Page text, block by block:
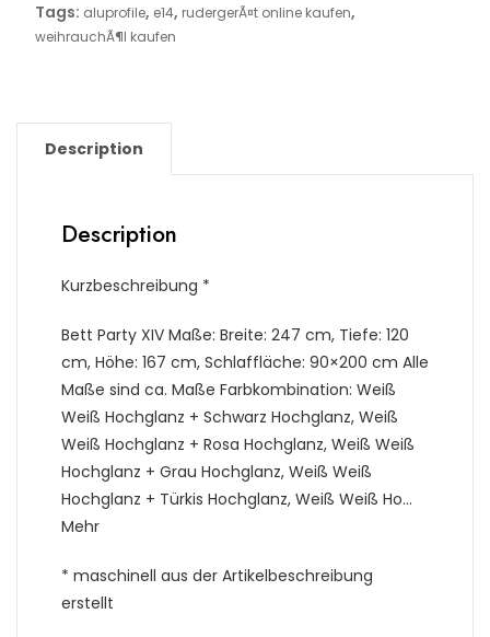
Tags: aluprofile, e14, rudergerÃ¤t online kaufen,
weihrauchÃ¶l kaufen
Description
Description
Kurzbeschreibung *
Bett Party XIV Maße: Breite: 247 cm, Tiefe: 120
cm, Höhe: 167 cm, Schlaffläche: 90×200 cm Alle
Maße sind ca. Maße Farbkombination: Weiß
Weiß Hochglanz + Schwarz Hochglanz, Weiß
Weiß Hochglanz + Rosa Hochglanz, Weiß Weiß
Hochglanz + Grau Hochglanz, Weiß Weiß
Hochglanz + Türkis Hochglanz, Weiß Weiß Ho…
Mehr
* maschinell aus der Artikelbeschreibung
erstellt